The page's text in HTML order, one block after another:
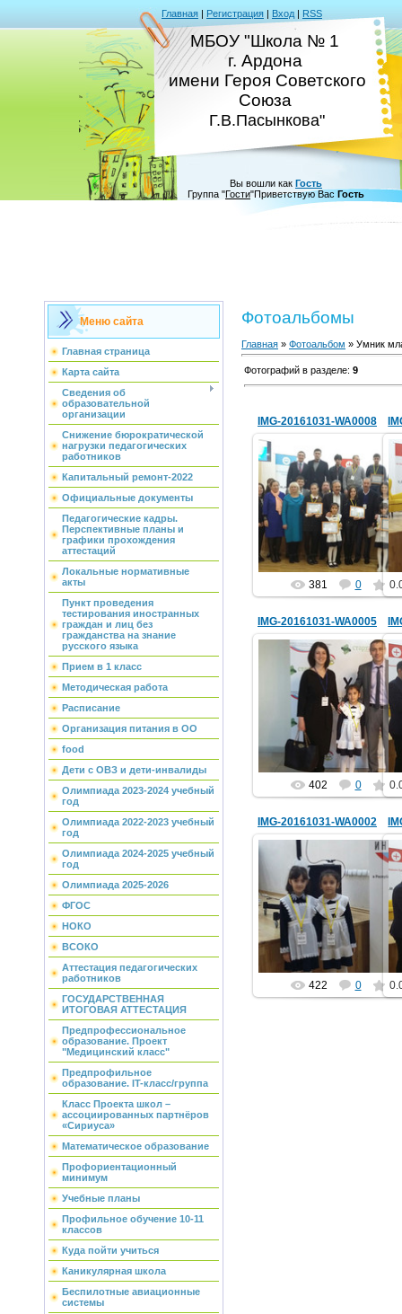
Главная | Регистрация | Вход | RSS
МБОУ "Школа № 1
г. Ардона
имени Героя Советского
Союза
Г.В.Пасынкова"
Вы вошли как Гость
Группа "Гости"Приветствую Вас Гость
Меню сайта
Главная страница
Карта сайта
Сведения об
образовательной
организации
Снижение бюрократической
нагрузки педагогических
работников
Капитальный ремонт-2022
Официальные документы
Педагогические кадры.
Перспективные планы и
графики прохождения
аттестаций
Локальные нормативные
акты
Пункт проведения
тестирования иностранных
граждан и лиц без
гражданства на знание
русского языка
Прием в 1 класс
Методическая работа
Расписание
Организация питания в ОО
food
Дети с ОВЗ и дети-инвалиды
Олимпиада 2023-2024 учебный
год
Олимпиада 2022-2023 учебный
год
Олимпиада 2024-2025 учебный
год
Олимпиада 2025-2026
ФГОС
НОКО
ВСОКО
Аттестация педагогических
работников
ГОСУДАРСТВЕННАЯ
ИТОГОВАЯ АТТЕСТАЦИЯ
Предпрофессиональное
образование. Проект
"Медицинский класс"
Предпрофильное
образование. IT-класс/группа
Класс Проекта школ –
ассоциированных партнёров
«Сириуса»
Математическое образование
Профориентационный
минимум
Учебные планы
Профильное обучение 10-11
классов
Куда пойти учиться
Каникулярная школа
Беспилотные авиационные
системы
Фотоальбомы
Главная » Фотоальбом » Умник
Фотографий в разделе: 9
IMG-20161031-WA0008
03.11.2016
school1
381 0
IMG-20161031-WA0005
03.11.2016
school1
402 0
IMG-20161031-WA0002
03.11.2016
school1
422 0